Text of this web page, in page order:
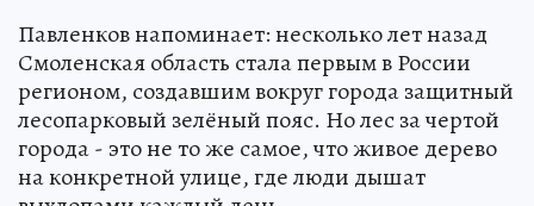
Павленков напоминает: несколько лет назад
Смоленская область стала первым в России
регионом, создавшим вокруг города защитный
лесопарковый зелёный пояс. Но лес за чертой
города - это не то же самое, что живое дерево
на конкретной улице, где люди дышат